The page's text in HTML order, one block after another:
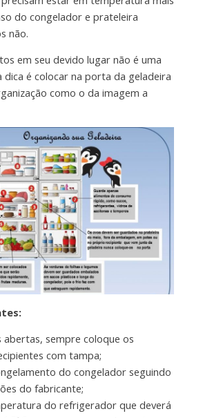
do congelador e prateleira
não.
em seu devido lugar não é uma
dica é colocar na porta da geladeira
como o da imagem a
abertas, sempre coloque os
com tampa;
do congelador seguindo
do fabricante;
do refrigerador que deverá